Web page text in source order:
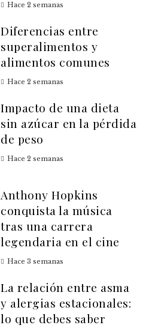
Hace 2 semanas
Diferencias entre
superalimentos y
alimentos comunes
Hace 2 semanas
Impacto de una dieta
sin azúcar en la pérdida
de peso
Hace 2 semanas
Anthony Hopkins
conquista la música
tras una carrera
legendaria en el cine
Hace 3 semanas
La relación entre asma
y alergias estacionales:
lo que debes saber